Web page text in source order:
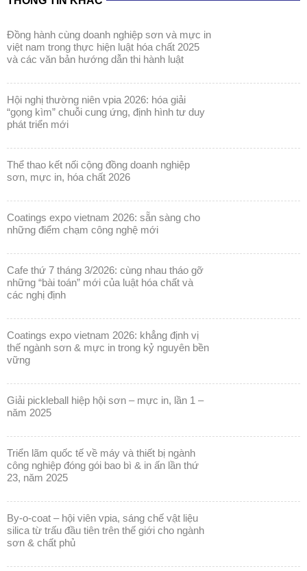
đồng hành cùng doanh nghiệp sơn và mực in
việt nam trong thực hiện luật hóa chất 2025
và các văn bản hướng dẫn thi hành luật
hội nghị thường niên vpia 2026: hóa giải
“gọng kìm” chuỗi cung ứng, định hình tư duy
phát triển mới
thể thao kết nối cộng đồng doanh nghiệp
sơn, mực in, hóa chất 2026
coatings expo vietnam 2026: sẵn sàng cho
những điểm chạm công nghệ mới
cafe thứ 7 tháng 3/2026: cùng nhau tháo gỡ
những “bài toán” mới của luật hóa chất và
các nghị định
coatings expo vietnam 2026: khẳng định vị
thế ngành sơn & mực in trong kỷ nguyên bền
vững
giải pickleball hiệp hội sơn – mực in, lần 1 –
năm 2025
triển lãm quốc tế về máy và thiết bị ngành
công nghiệp đóng gói bao bì & in ấn lần thứ
23, năm 2025
by-o-coat – hội viên vpia, sáng chế vật liệu
silica từ trấu đầu tiên trên thế giới cho ngành
sơn & chất phủ